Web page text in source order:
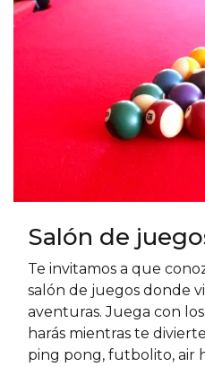
Salón de
Te invitamos a que
salón de juegos donde
aventuras. Juega con
harás mientras te
ping pong, futbolito, air